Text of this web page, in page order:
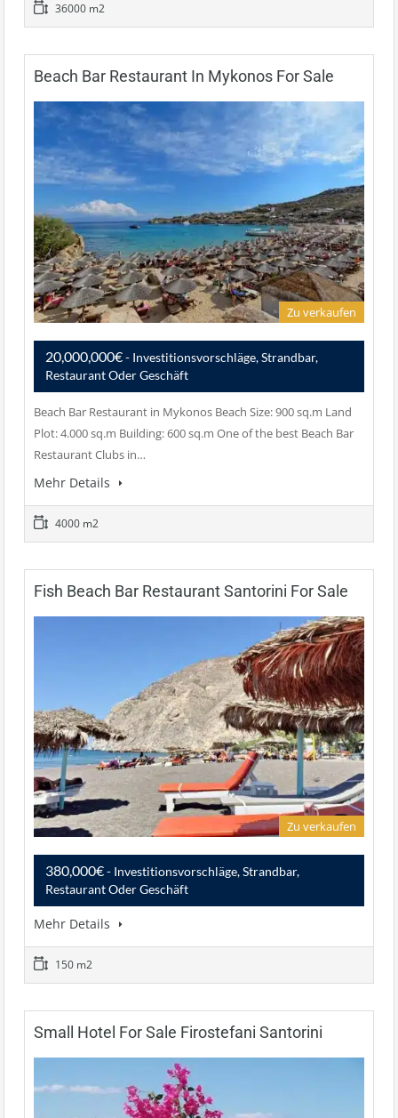
36000 m2
Beach Bar Restaurant In Mykonos For Sale
Zu verkaufen
20,000,000€- Investitionsvorschläge, Strandbar,
Restaurant Oder Geschäft
Beach Bar Restaurant in Mykonos Beach Size: 900 sq.m Land
Plot: 4.000 sq.m Building: 600 sq.m One of the best Beach Bar
Restaurant Clubs in…
Mehr Details
4000 m2
Fish Beach Bar Restaurant Santorini For Sale
Zu verkaufen
380,000€- Investitionsvorschläge, Strandbar,
Restaurant Oder Geschäft
Mehr Details
150 m2
Small Hotel For Sale Firostefani Santorini